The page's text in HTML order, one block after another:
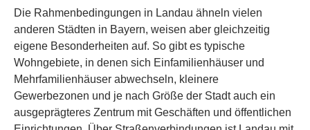
Die Rahmenbedingungen in Landau ähneln vielen
anderen Städten in Bayern, weisen aber gleichzeitig
eigene Besonderheiten auf. So gibt es typische
Wohngebiete, in denen sich Einfamilienhäuser und
Mehrfamilienhäuser abwechseln, kleinere
Gewerbezonen und je nach Größe der Stadt auch ein
ausgeprägteres Zentrum mit Geschäften und öffentlichen